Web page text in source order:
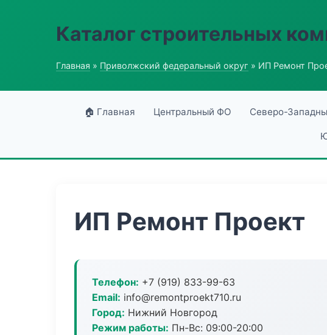
Каталог строительных
Главная » Приволжский федеральный округ » ИП Ремонт
🏠 Главная Центральный ФО Северо-
ИП Ремонт Проект
Телефон: +7 (919) 833-99-63
Email: info@remontproekt710.ru
Город: Нижний Новгород
Режим работы: Пн-Вс: 09:00-20:00